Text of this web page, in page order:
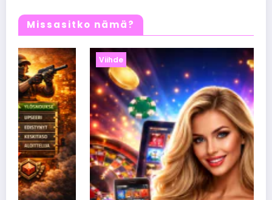
Missasitko nämä?
Viihde